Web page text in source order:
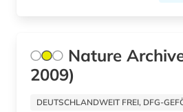
konfekt (1)
Nature
2009)
DEUTSCHLANDWEIT FREI, DFG-